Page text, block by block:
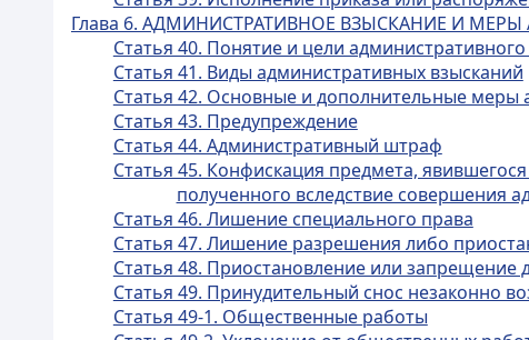
Глава 6. АДМИНИСТРАТИВНОЕ ВЗЫСКАНИЕ И
Статья 40. Понятие и цели
Статья 41. Виды административных взысканий
Статья 42. Основные и дополнительные меры
Статья 43. Предупреждение
Статья 44. Административный штраф
Статья 45. Конфискация предмета,
полученного вследствие совершения
Статья 46. Лишение специального права
Статья 47. Лишение разрешения либо
Статья 48. Приостановление или запрещение
Статья 49. Принудительный снос незаконно
Статья 49-1. Общественные работы